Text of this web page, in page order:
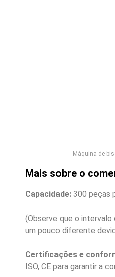
Máquina de
Mais sobre o
Capacidade: 300 peças
(Observe que o intervalo
um pouco diferente
Certificações e
ISO, CE para garantir a